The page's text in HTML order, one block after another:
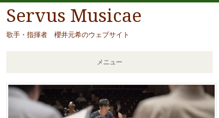
Servus Musicae
歌手・指揮者 櫻井元希のウェブサイト
メニュー
コ
ン
テ